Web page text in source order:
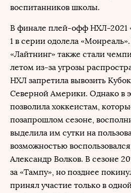
воспитанников школы.
В финале плей-офф НХЛ-2021
1 в серии одолела
«Лайтнинг» также стали
летом из-за угрозы
НХЛ запретила вывозить
Северной Америки. Однако в
позволила хоккеистам,
позапрошлом сезоне,
выделила им сутки на
возможностью
Александр Волков. В сезоне
за «Тампу», но позднее
принял участие только в